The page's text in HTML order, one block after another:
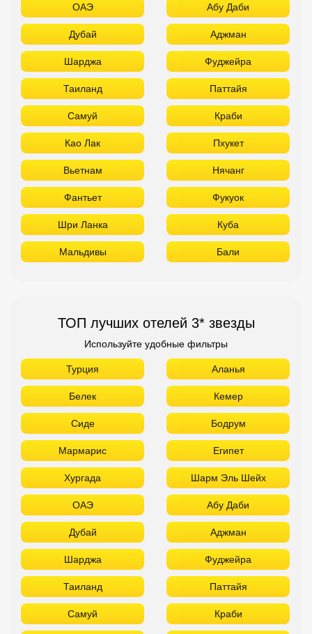
ОАЭ Абу Даби
Дубай Аджман
Шарджа Фуджейра
Таиланд Паттайя
Самуй Краби
Као Лак Пхукет
Вьетнам Нячанг
Фантьет Фукуок
Шри Ланка Куба
Мальдивы Бали
ТОП лучших отелей 3* звезды
Используйте удобные фильтры
Турция Аланья
Белек Кемер
Сиде Бодрум
Мармарис Египет
Хургада Шарм Эль Шейх
ОАЭ Абу Даби
Дубай Аджман
Шарджа Фуджейра
Таиланд Паттайя
Самуй Краби